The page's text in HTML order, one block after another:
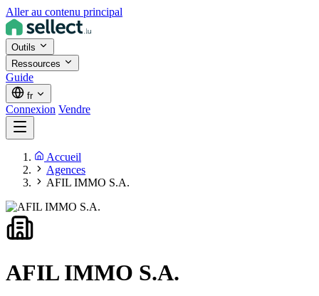
Aller au contenu principal
Outils
Ressources
Guide
fr
Connexion Vendre
Accueil
Agences
AFIL IMMO S.A.
AFIL IMMO S.A.